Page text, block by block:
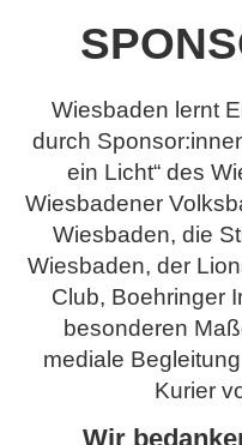
Wiesbaden lernt
durch
ein Licht“ des
Wiesbadener
Wiesbaden, die
Wiesbaden, der
Club, Boehringer
besonderen
mediale
Kurier
Wir